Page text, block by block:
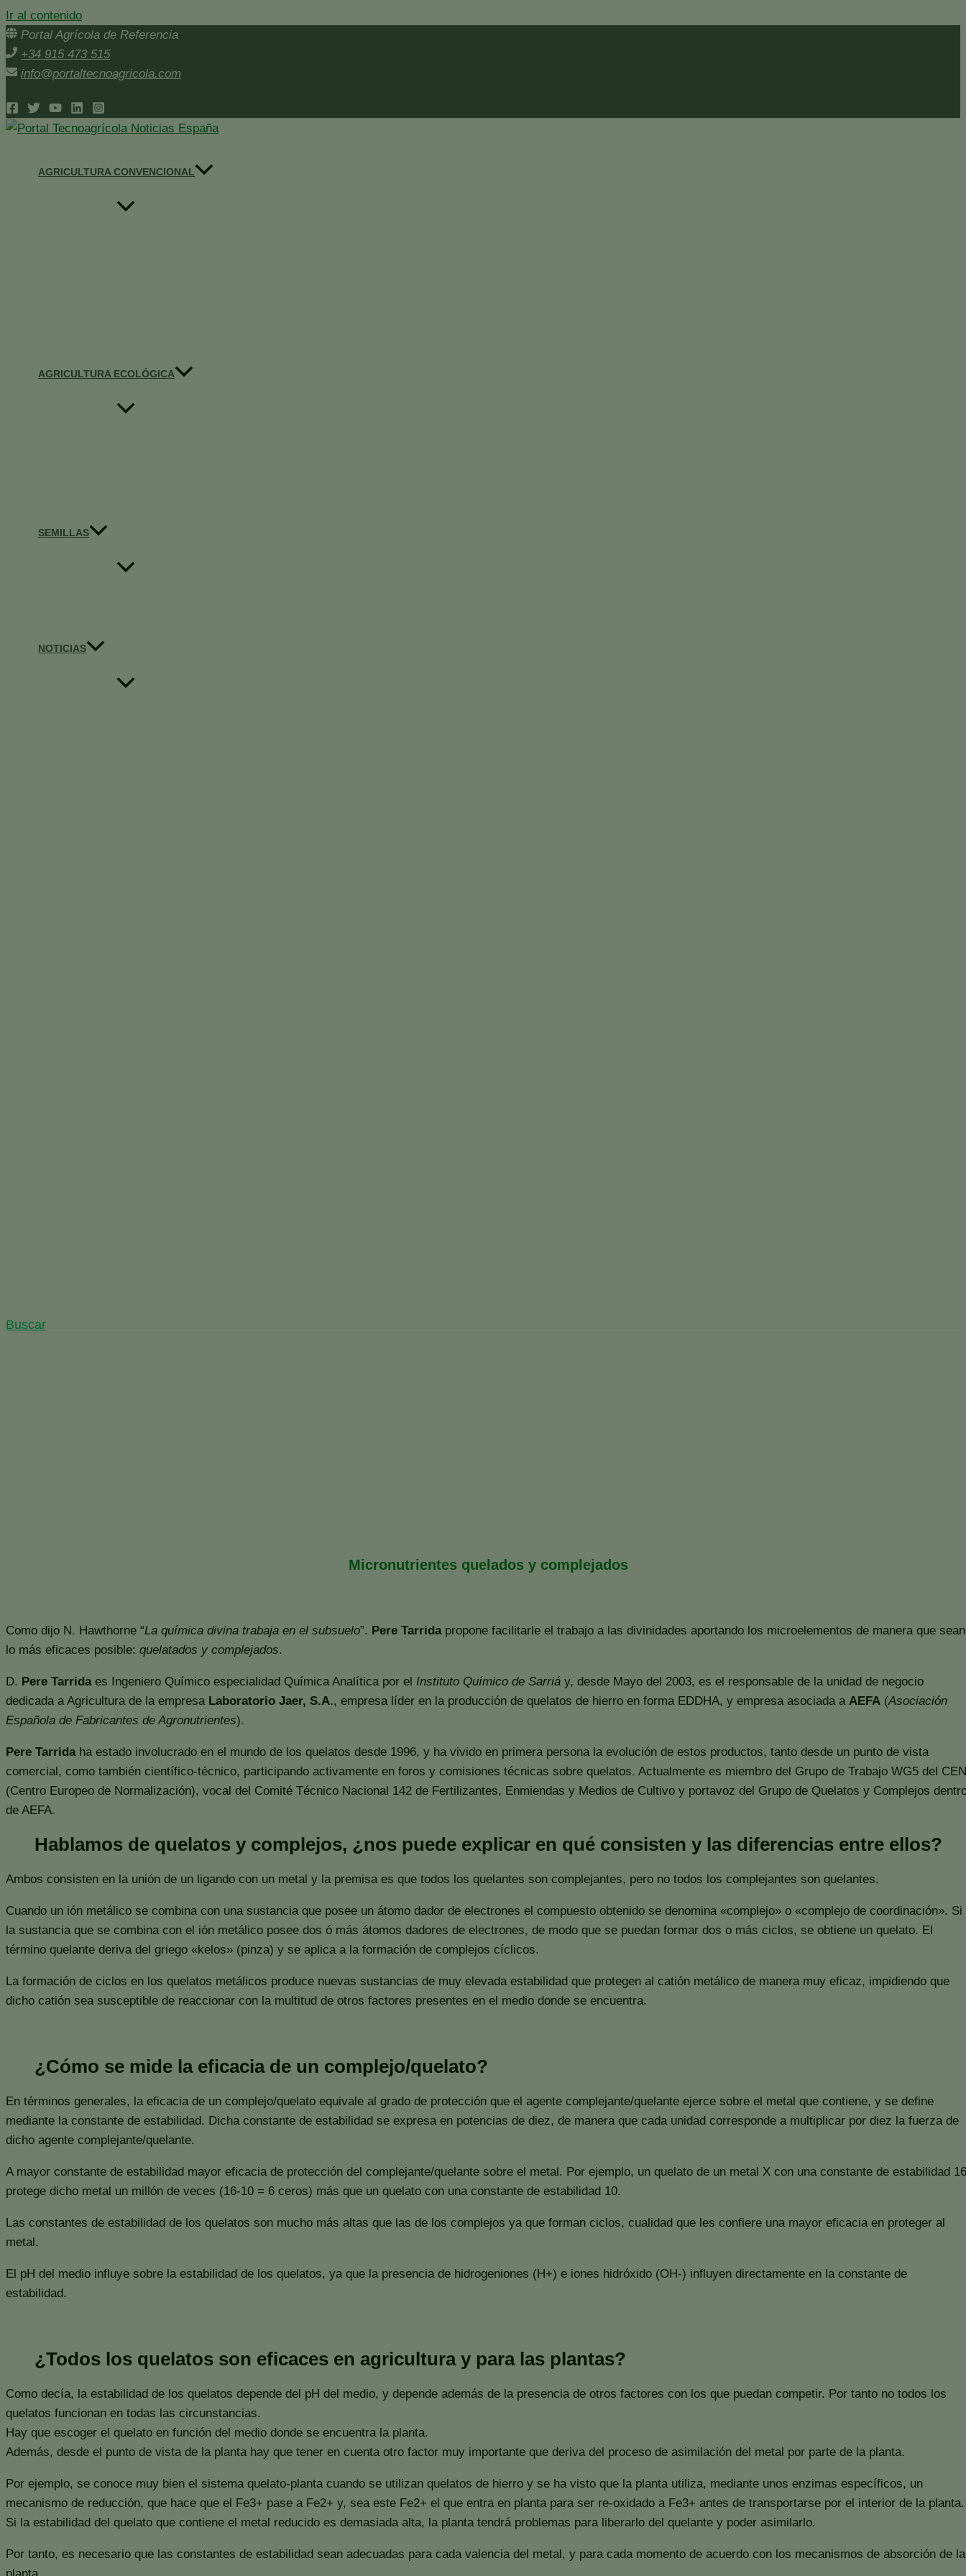
Ir al contenido
Portal Agrícola de Referencia
+34 915 473 515
info@portaltecnoagricola.com
AGRICULTURA CONVENCIONAL
AGRICULTURA ECOLÓGICA
SEMILLAS
NOTICIAS
Buscar
Micronutrientes quelados y complejados
Como dijo N. Hawthorne “La química divina trabaja en el subsuelo”. Pere Tarridapropone facilitarle el trabajo a las divinidades aportando los microelementos de manera que sean
lo más eficaces posible: quelatados y complejados.
D. Pere Tarridaes Ingeniero Químico especialidad Química Analítica por el Instituto Químico de Sarriá y, desde Mayo del 2003, es el responsable de la unidad de negocio
dedicada a Agricultura de la empresa Laboratorio Jaer, S.A., empresa líder en la producción de quelatos de hierro en forma EDDHA, y empresa asociada a AEFA (Asociación
Española de Fabricantes de Agronutrientes).
Pere Tarridaha estado involucrado en el mundo de los quelatos desde 1996, y ha vivido en primera persona la evolución de estos productos, tanto desde un punto de vista
comercial, como también científico-técnico, participando activamente en foros y comisiones técnicas sobre quelatos. Actualmente es miembro del Grupo de Trabajo WG5 del CEN
(Centro Europeo de Normalización), vocal del Comité Técnico Nacional 142 de Fertilizantes, Enmiendas y Medios de Cultivo y portavoz del Grupo de Quelatos y Complejos
de AEFA.
Hablamos de quelatos y complejos, ¿nos puede explicar en qué consisten y las diferencias entre ellos?
Ambos consisten en la unión de un ligando con un metal y la premisa es que todos los quelantes son complejantes, pero no todos los complejantes son quelantes.
Cuando un ión metálico se combina con una sustancia que posee un átomo dador de electrones el compuesto obtenido se denomina «complejo» o «complejo de coordinación». Si
la sustancia que se combina con el ión metálico posee dos ó más átomos dadores de electrones, de modo que se puedan formar dos o más ciclos, se obtiene un quelato. El
término quelante deriva del griego «kelos» (pinza) y se aplica a la formación de complejos cíclicos.
La formación de ciclos en los quelatos metálicos produce nuevas sustancias de muy elevada estabilidad que protegen al catión metálico de manera muy eficaz, impidiendo que
dicho catión sea susceptible de reaccionar con la multitud de otros factores presentes en el medio donde se encuentra.
¿Cómo se mide la eficacia de un complejo/quelato?
En términos generales, la eficacia de un complejo/quelato equivale al grado de protección que el agente complejante/quelante ejerce sobre el metal que contiene, y se define
mediante la constante de estabilidad. Dicha constante de estabilidad se expresa en potencias de diez, de manera que cada unidad corresponde a multiplicar por diez la fuerza de
dicho agente complejante/quelante.
A mayor constante de estabilidad mayor eficacia de protección del complejante/quelante sobre el metal. Por ejemplo, un quelato de un metal X con una constante de estabilidad 16
protege dicho metal un millón de veces (16-10 = 6 ceros) más que un quelato con una constante de estabilidad 10.
Las constantes de estabilidad de los quelatos son mucho más altas que las de los complejos ya que forman ciclos, cualidad que les confiere una mayor eficacia en proteger al
metal.
El pH del medio influye sobre la estabilidad de los quelatos, ya que la presencia de hidrogeniones (H+) e iones hidróxido (OH-) influyen directamente en la constante de
estabilidad.
¿Todos los quelatos son eficaces en agricultura y para las plantas?
Como decía, la estabilidad de los quelatos depende del pH del medio, y depende además de la presencia de otros factores con los que puedan competir. Por tanto no todos los
quelatos funcionan en todas las circunstancias.
Hay que escoger el quelato en función del medio donde se encuentra la planta.
Además, desde el punto de vista de la planta hay que tener en cuenta otro factor muy importante que deriva del proceso de asimilación del metal por parte de la planta.
Por ejemplo, se conoce muy bien el sistema quelato-planta cuando se utilizan quelatos de hierro y se ha visto que la planta utiliza, mediante unos enzimas específicos, un
mecanismo de reducción, que hace que el Fe3+ pase a Fe2+ y, sea este Fe2+ el que entra en planta para ser re-oxidado a Fe3+ antes de transportarse por el interior de la planta.
Si la estabilidad del quelato que contiene el metal reducido es demasiada alta, la planta tendrá problemas para liberarlo del quelante y poder asimilarlo.
Por tanto, es necesario que las constantes de estabilidad sean adecuadas para cada valencia del metal, y para cada momento de acuerdo con los mecanismos de absorción de la